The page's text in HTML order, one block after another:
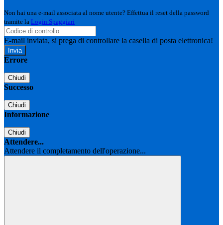
Non hai una e-mail associata al nome utente? Effettua il reset della password
tramite la Login Spaggiari
E-mail inviata, si prega di controllare la casella di posta elettronica!
Errore
Chiudi
Successo
Chiudi
Informazione
Chiudi
Attendere...
Attendere il completamento dell'operazione...